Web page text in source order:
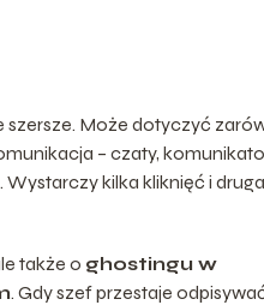
szersze. Może dotyczyć
– czaty,
kilka kliknięć i druga
także o ghostingu w
. Gdy szef przestaje